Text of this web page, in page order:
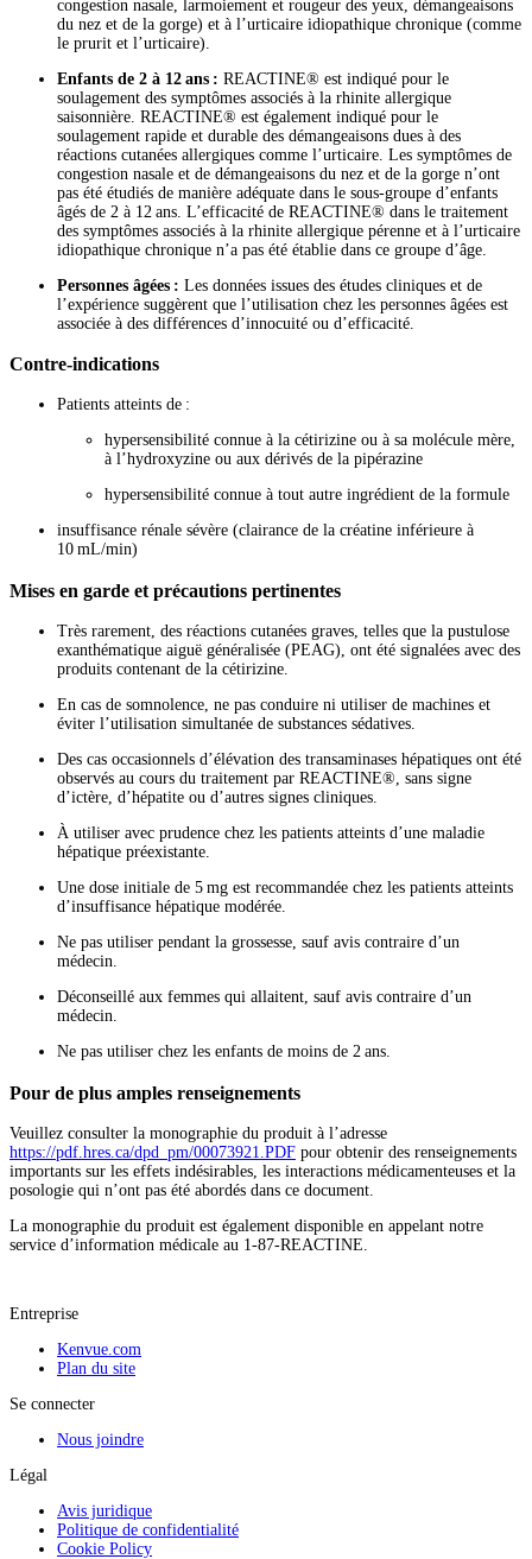
congestion nasale, larmoiement et rougeur des yeux, démangeaisons
du nez et de la gorge) et à l’urticaire idiopathique chronique (comme
le prurit et l’urticaire).
Enfants de 2 à 12 ans : REACTINE® est indiqué pour le
soulagement des symptômes associés à la rhinite allergique
saisonnière. REACTINE® est également indiqué pour le
soulagement rapide et durable des démangeaisons dues à des
réactions cutanées allergiques comme l’urticaire. Les symptômes de
congestion nasale et de démangeaisons du nez et de la gorge n’ont
pas été étudiés de manière adéquate dans le sous-groupe d’enfants
âgés de 2 à 12 ans. L’efficacité de REACTINE® dans le traitement
des symptômes associés à la rhinite allergique pérenne et à l’urticaire
idiopathique chronique n’a pas été établie dans ce groupe d’âge.
Personnes âgées : Les données issues des études cliniques et de
l’expérience suggèrent que l’utilisation chez les personnes âgées est
associée à des différences d’innocuité ou d’efficacité.
Contre-indications
Patients atteints de :
hypersensibilité connue à la cétirizine ou à sa molécule mère,
à l’hydroxyzine ou aux dérivés de la pipérazine
hypersensibilité connue à tout autre ingrédient de la formule
insuffisance rénale sévère (clairance de la créatine inférieure à
10 mL/min)
Mises en garde et précautions pertinentes
Très rarement, des réactions cutanées graves, telles que la pustulose
exanthématique aiguë généralisée (PEAG), ont été signalées avec des
produits contenant de la cétirizine.
En cas de somnolence, ne pas conduire ni utiliser de machines et
éviter l’utilisation simultanée de substances sédatives.
Des cas occasionnels d’élévation des transaminases hépatiques ont été
observés au cours du traitement par REACTINE®, sans signe
d’ictère, d’hépatite ou d’autres signes cliniques.
À utiliser avec prudence chez les patients atteints d’une maladie
hépatique préexistante.
Une dose initiale de 5 mg est recommandée chez les patients atteints
d’insuffisance hépatique modérée.
Ne pas utiliser pendant la grossesse, sauf avis contraire d’un
médecin.
Déconseillé aux femmes qui allaitent, sauf avis contraire d’un
médecin.
Ne pas utiliser chez les enfants de moins de 2 ans.
Pour de plus amples renseignements
Veuillez consulter la monographie du produit à l’adresse
https://pdf.hres.ca/dpd_pm/00073921.PDF pour obtenir des renseignements
importants sur les effets indésirables, les interactions médicamenteuses et la
posologie qui n’ont pas été abordés dans ce document.
La monographie du produit est également disponible en appelant notre
service d’information médicale au 1-87-REACTINE.
Entreprise
Kenvue.com
Plan du site
Se connecter
Nous joindre
Légal
Avis juridique
Politique de confidentialité
Cookie Policy